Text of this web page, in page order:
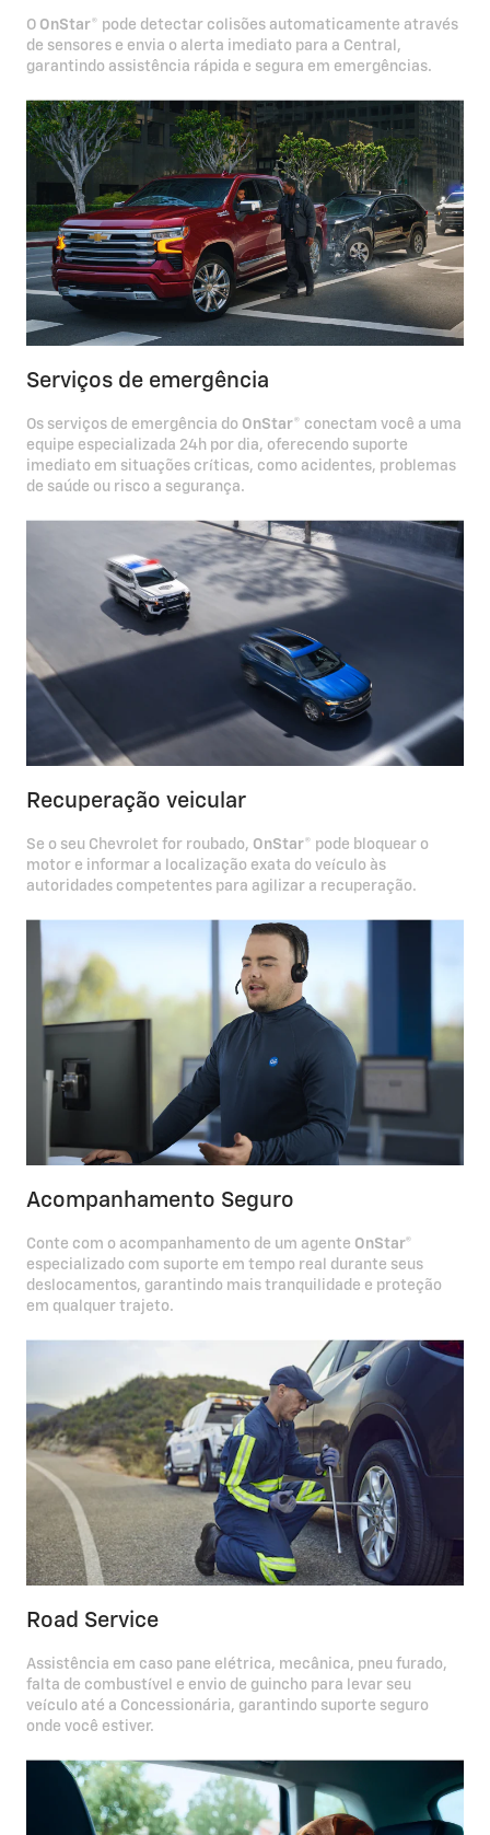
O OnStar® pode detectar colisões automaticamente através
de sensores e envia o alerta imediato para a Central,
garantindo assistência rápida e segura em emergências.
Serviços de emergência
Os serviços de emergência do OnStar® conectam você a uma
equipe especializada 24h por dia, oferecendo suporte
imediato em situações críticas, como acidentes, problemas
de saúde ou risco a segurança.
Recuperação veicular
Se o seu Chevrolet for roubado, OnStar® pode bloquear o
motor e informar a localização exata do veículo às
autoridades competentes para agilizar a recuperação.
Acompanhamento Seguro
Conte com o acompanhamento de um agente OnStar®
especializado com suporte em tempo real durante seus
deslocamentos, garantindo mais tranquilidade e proteção
em qualquer trajeto.
Road Service
Assistência em caso pane elétrica, mecânica, pneu furado,
falta de combustível e envio de guincho para levar seu
veículo até a Concessionária, garantindo suporte seguro
onde você estiver.